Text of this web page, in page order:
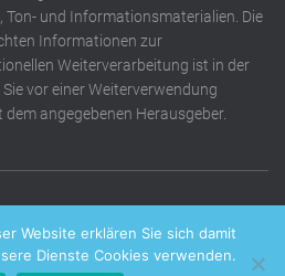
Ton- und Informationsmaterialien. Die
Informationen zur
Weiterverarbeitung ist in der
vor einer Weiterverwendung
angegebenen Herausgeber.
Website erklären Sie sich damit
Dienste Cookies verwenden.